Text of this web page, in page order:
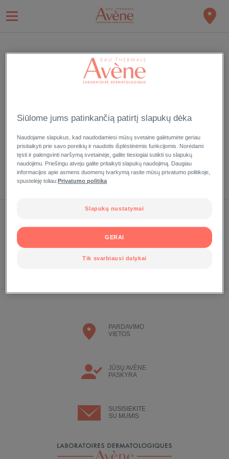
PRISIJUNGTI
Užsiregistruokite ir mėgaukitės mūsų išskirtinio Eau Thermale
Pamiršote slaptažodį?
PARDAVIMO
VIETOS
JŪSŲ AVÈNE
PASKYRA
SUSISIEKITE
SU MUMIS
Siūlome jums patinkančią patirtį slapukų dėka
Naudojame slapukus, kad naudodamiesi mūsų svetaine galėtumėte geriau
prisitaikyti prie savo poreikių ir naudotis išplėstinėmis funkcijomis. Norėdami
tęsti ir palengvinti naršymą svetainėje, galite tiesiogiai sutikti su slapukų
naudojimu. Priešingu atveju galite pritaikyti slapukų naudojimą. Daugiau
informacijos apie asmens duomenų tvarkymą rasite mūsų privatumo politikoje,
spustelėję toliau:Privatumo politika
Slapukų nustatymai
Tik svarbiausi dalykai
GERAI